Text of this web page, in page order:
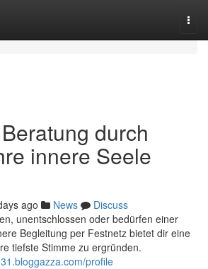
durch
innere Seele
ago News
Discuss
unentschlossen oder bedürfen einer
Begleitung per Festnetz bietet dir eine
tiefste Stimme zu ergründen.
profile